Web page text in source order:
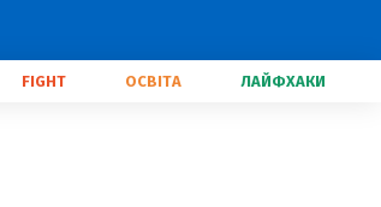
FIGHT ОСВІТА ЛАЙФХАКИ